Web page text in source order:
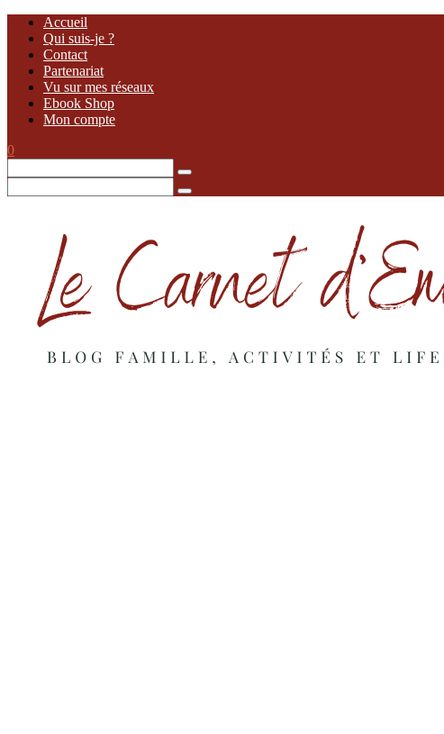
Accueil
Qui suis-je ?
Contact
Partenariat
Vu sur mes réseaux
Ebook Shop
Mon compte
0